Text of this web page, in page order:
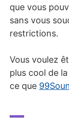
que vous
sans vous
restrictions.
Vous voulez
plus cool de
ce que